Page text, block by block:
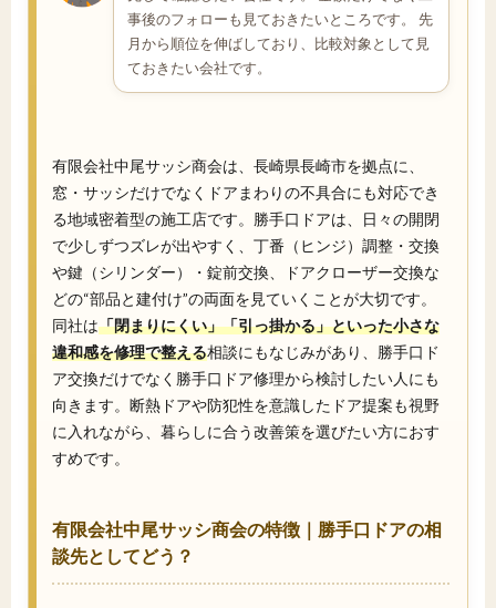
事後のフォローも見ておきたいところです。 先
月から順位を伸ばしており、比較対象として見
ておきたい会社です。
有限会社中尾サッシ商会は、長崎県長崎市を拠点に、
窓・サッシだけでなくドアまわりの不具合にも対応でき
る地域密着型の施工店です。勝手口ドアは、日々の開閉
で少しずつズレが出やすく、丁番（ヒンジ）調整・交換
や鍵（シリンダー）・錠前交換、ドアクローザー交換な
どの“部品と建付け”の両面を見ていくことが大切です。
同社は「閉まりにくい」「引っ掛かる」といった小さな
違和感を修理で整える相談にもなじみがあり、勝手口ド
ア交換だけでなく勝手口ドア修理から検討したい人にも
向きます。断熱ドアや防犯性を意識したドア提案も視野
に入れながら、暮らしに合う改善策を選びたい方におす
すめです。
有限会社中尾サッシ商会の特徴｜勝手口ドアの相
談先としてどう？